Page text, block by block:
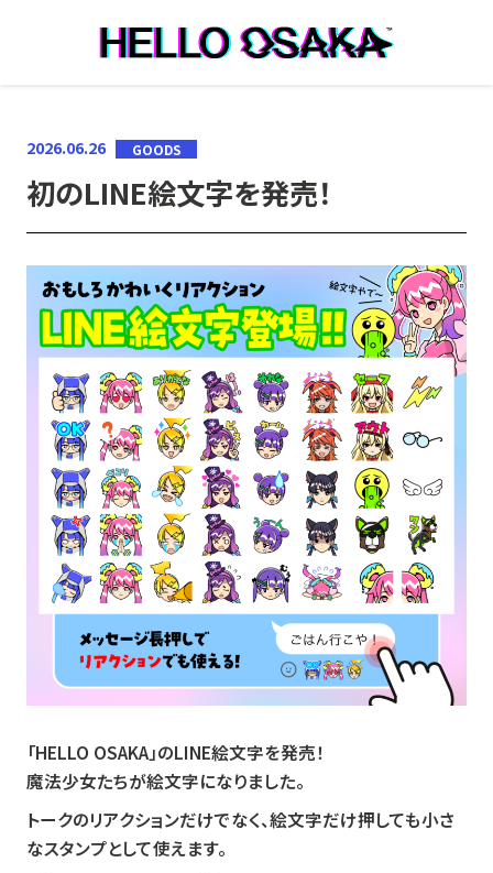
初のLINE絵文字を発売！
GOODS
2026.06.26
「HELLO OSAKA」のLINE絵文字を発売！
魔法少女たちが絵文字になりました。
トークのリアクションだけでなく、絵文字だけ押しても小さ
なスタンプとして使えます。